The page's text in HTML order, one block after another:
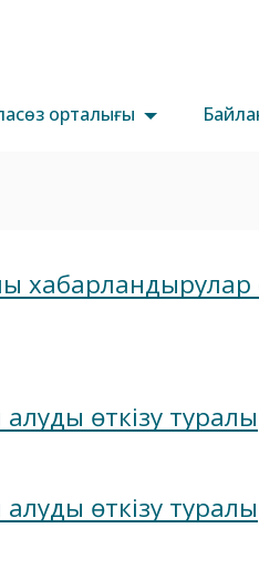
орталығы
хабарландырулар
өткізу туралы
өткізу туралы